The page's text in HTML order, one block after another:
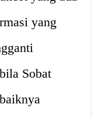
yang
Sobat